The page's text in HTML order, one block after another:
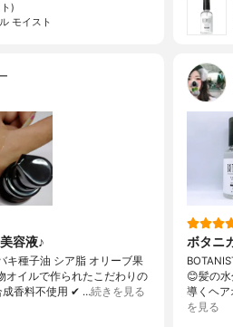
)
モイスト
容液♪
キ種子油 シア脂 オリーブ果
オイルで作られたこだわりの
成香料不使用 ✔ …続きを見る
ボタニ
😊髪の
導くヘ
を見る